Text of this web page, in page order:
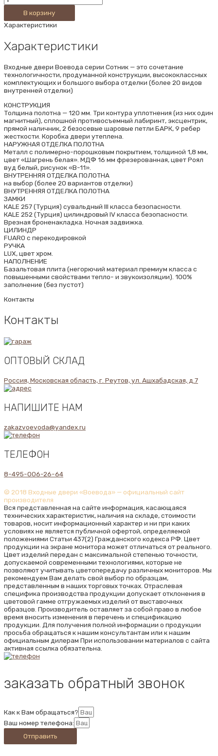
В корзину
Характеристики
Характеристики
Входные двери Воевода серии Сотник — это сочетание
технологичности, продуманной конструкции, высококлассных
комплектующих и большого выбора отделки (более 20 видов
внутренней отделки)
КОНСТРУКЦИЯ
Толщина полотна — 120 мм. Три контура уплотнения (из них один
магнитный), сплошной противосъемный лабиринт, эксцентрик,
прямой наличник, 2 безосевые шаровые петли БАРК, 9 ребер
жесткости. Коробка двери утеплена.
НАРУЖНАЯ ОТДЕЛКА ПОЛОТНА
Металл с полимерно-порошковым покрытием, толщиной 1,8 мм,
цвет «Шагрень белая». МДФ 16 мм фрезерованная, цвет Роял
вуд белый, рисунок «В-11».
ВНУТРЕННЯЯ ОТДЕЛКА ПОЛОТНА
на выбор (более 20 вариантов отделки)
ВНУТРЕННЯЯ ОТДЕЛКА ПОЛОТНА
ЗАМКИ
КALE 257 (Турция) сувальдный III класса безопасности.
КALE 252 (Турция) цилиндровый IV класса безопасности.
Врезная броненакладка. Ночная задвижка.
ЦИЛИНДР
FUARO с перекодировкой
РУЧКА
LUX, цвет хром.
НАПОЛНЕНИЕ
Базальтовая плита (негорючий материал премиум класса с
повышенными свойствами тепло- и звукоизоляции). 100%
заполнение (без пустот)
Контакты
Контакты
ОПТОВЫЙ СКЛАД
Россия, Московская область, г. Реутов, ул. Ашхабадская, д.7
НАПИШИТЕ НАМ
zakazvoevoda@yandex.ru
ТЕЛЕФОН
8-495-006-26-64
© 2018 Входные двери «Воевода» — официальный сайт
производителя
Вся представленная на сайте информация, касающаяся
технических характеристик, наличия на складе, стоимости
товаров, носит информационный характер и ни при каких
условиях не является публичной офертой, определяемой
положениями Статьи 437(2) Гражданского кодекса РФ. Цвет
продукции на экране монитора может отличаться от реального.
Цвет изделий передан с максимальной степенью точности,
допускаемой современными технологиями, которые не
позволяют учитывать цветопередачу различных мониторов. Мы
рекомендуем Вам делать свой выбор по образцам,
представленным в наших торговых точках. Отраслевая
специфика производства продукции допускает отклонения в
цветовой гамме отгружаемых изделий от выставочных
образцов. Производитель оставляет за собой право в любое
время вносить изменения в перечень и спецификацию
продукции. Для получения полной информации о продукции
просьба обращаться к нашим консультантам или к нашим
официальным дилерам При использовании материалов с сайта
активная ссылка обязательна.
заказать обратный звонок
Как к Вам обращаться?
Ваш номер телефона:
Отправить